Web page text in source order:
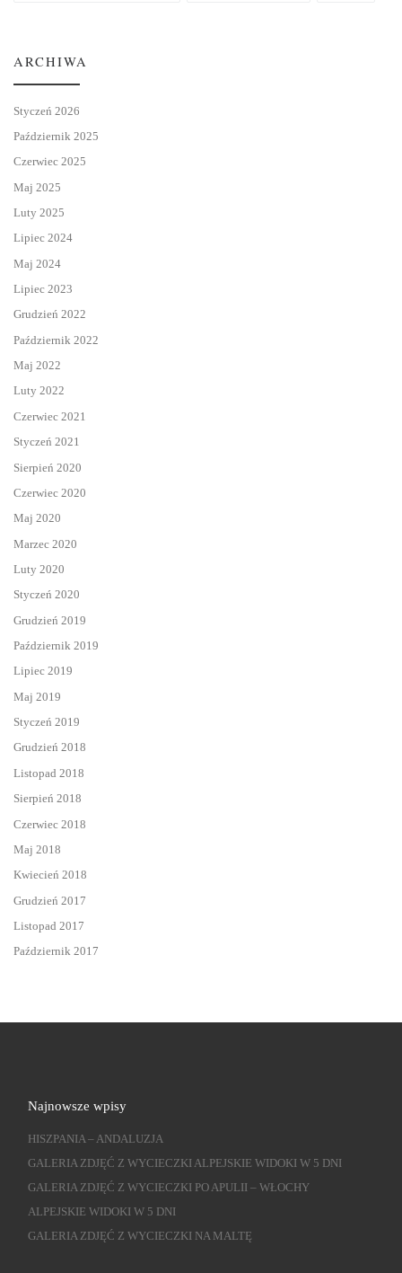
ARCHIWA
Styczeń 2026
Październik 2025
Czerwiec 2025
Maj 2025
Luty 2025
Lipiec 2024
Maj 2024
Lipiec 2023
Grudzień 2022
Październik 2022
Maj 2022
Luty 2022
Czerwiec 2021
Styczeń 2021
Sierpień 2020
Czerwiec 2020
Maj 2020
Marzec 2020
Luty 2020
Styczeń 2020
Grudzień 2019
Październik 2019
Lipiec 2019
Maj 2019
Styczeń 2019
Grudzień 2018
Listopad 2018
Sierpień 2018
Czerwiec 2018
Maj 2018
Kwiecień 2018
Grudzień 2017
Listopad 2017
Październik 2017
Najnowsze wpisy
HISZPANIA – ANDALUZJA
GALERIA ZDJĘĆ Z WYCIECZKI ALPEJSKIE WIDOKI W 5 DNI
GALERIA ZDJĘĆ Z WYCIECZKI PO APULII – WŁOCHY
ALPEJSKIE WIDOKI W 5 DNI
GALERIA ZDJĘĆ Z WYCIECZKI NA MALTĘ